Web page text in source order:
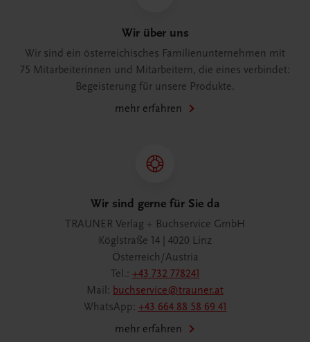
Wir über uns
Wir sind ein österreichisches Familienunternehmen mit
75 Mitarbeiterinnen und Mitarbeitern, die eines verbindet:
Begeisterung für unsere Produkte.
mehr erfahren
Wir sind gerne für Sie da
TRAUNER Verlag + Buchservice GmbH
Köglstraße 14 | 4020 Linz
Österreich/Austria
Tel.: +43 732 778241
Mail: buchservice@trauner.at
WhatsApp: +43 664 88 58 69 41
mehr erfahren